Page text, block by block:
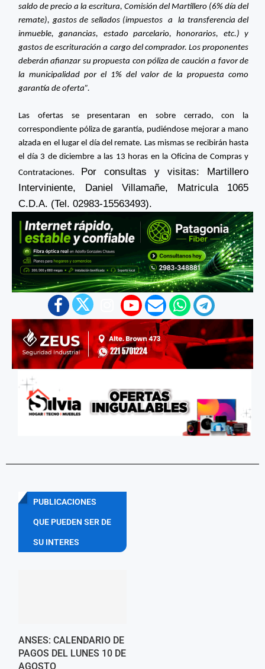
saldo de precio a la escritura, Comisión del Martillero (6% día del
remate), gastos de sellados (impuestos a la transferencia del
inmueble, ganancias, estado parcelario, honorarios, etc.) y
gastos de escrituración a cargo del comprador. Los proponentes
deberán afianzar su propuesta con póliza de caución a favor de
la municipalidad por el 1% del valor de la propuesta como
garantía de oferta”.
Las ofertas se presentaran en sobre cerrado, con la
correspondiente póliza de garantía, pudiéndose mejorar a mano
alzada en el lugar el día del remate. Las mismas se recibirán hasta
el día 3 de diciembre a las 13 horas en la Oficina de Compras y
Contrataciones. Por consultas y visitas: Martillero
Interviniente, Daniel Villamañe, Matricula 1065
C.D.A. (Tel. 02983-15563493).
PUBLICACIONES
QUE PUEDEN SER DE
SU INTERES
ANSES: CALENDARIO DE
PAGOS DEL LUNES 10 DE
AGOSTO